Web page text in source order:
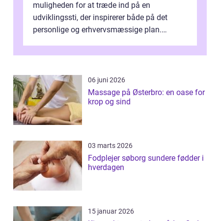
muligheden for at træde ind på en
udviklingssti, der inspirerer både på det
personlige og erhvervsmæssige plan.
indebærer...
06 juni 2026
Massage på Østerbro: en oase for
krop og sind
03 marts 2026
Fodplejer søborg sundere fødder i
hverdagen
15 januar 2026